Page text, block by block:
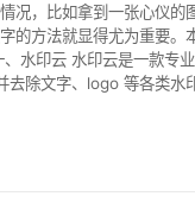
，比如拿到一张心仪的
的方法就显得尤为重要
除文字、logo 等各类水
水印云，进入软件后，在